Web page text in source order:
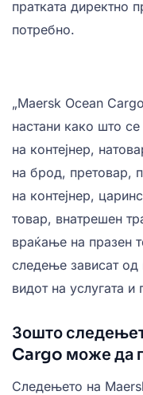
пратката директно
потребно.
„Maersk Ocean
настани како што
на контејнер,
на брод, претовар,
на контејнер,
товар, внатрешен
враќање на празен
следење зависат од
видот на услугата и
Зошто
Cargo може да
Следењето на